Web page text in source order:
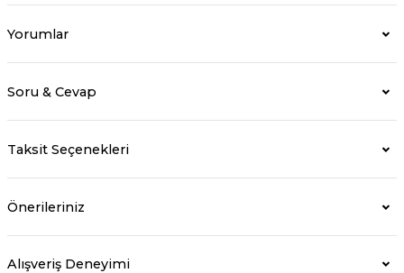
Yorumlar
Soru & Cevap
Taksit Seçenekleri
Önerileriniz
Alışveriş Deneyimi